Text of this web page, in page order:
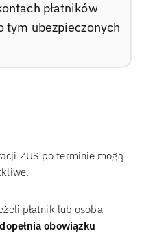
płatników
tym ubezpieczonych
ZUS po terminie mogą
płatnik lub osoba
obowiązku